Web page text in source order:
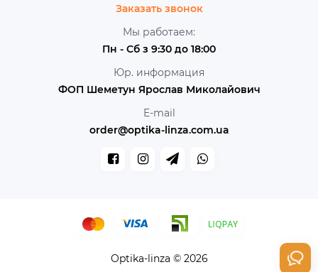
Заказать звонок
Мы работаем:
Пн - Сб з 9:30 до 18:00
Юр. информация
ФОП Шеметун Ярослав Миколайович
E-mail
order@optika-linza.com.ua
Optika-linza © 2026